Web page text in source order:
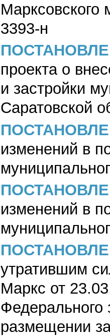
Марксовского
3393-н
проекта о
и застройки
Саратовской
изменений в
изменений в
утратившим
Маркс от
размещении